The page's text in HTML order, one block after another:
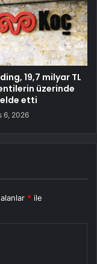
19,7 milyar TL
üzerinde
etti
6, 2026
* ile